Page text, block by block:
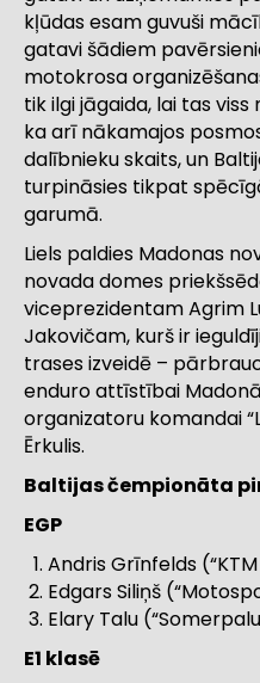
kļūdas esam guvuši
gatavi šādiem
motokrosa
tik ilgi jāgaida, lai tas
ka arī nākamajos
dalībnieku skaits, un
turpināsies tikpat
garumā.
Liels paldies Madonas
novada domes
viceprezidentam Agrim
Jakovičam, kurš ir
trases izveidē –
enduro attīstībai
organizatoru komandai
Ērkulis.
Baltijas čempionāta
EGP
Andris Grīnfelds
Edgars Siliņš
Elary Talu (“Somerpalu
E1 klasē